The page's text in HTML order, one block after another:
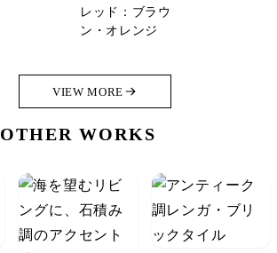
レッド：ブラウ
ン・オレンジ
VIEW MORE
OTHER WORKS